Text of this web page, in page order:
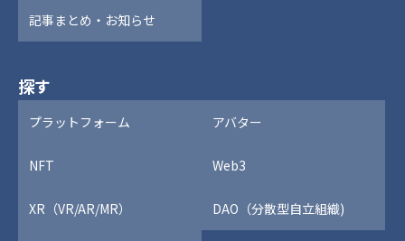
記事まとめ・お知らせ
探す
プラットフォーム アバター
NFT Web3
XR（VR/AR/MR） DAO（分散型自立組織)